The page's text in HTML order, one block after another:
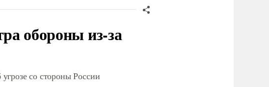
обороны из-за
со стороны России